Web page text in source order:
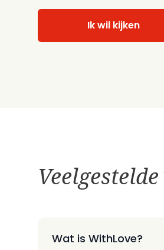
Ik wil kijken
Veelgestelde
Wat is WithLove?